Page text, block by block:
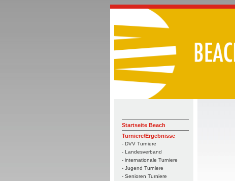
Startseite Beach
Turniere/Ergebnisse
- DVV Turniere
- Landesverband
- internationale Turniere
- Jugend Turniere
- Senioren Turniere